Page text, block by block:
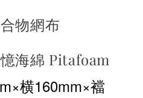
物網布
海綿 Pitafoam
横160mm×襠